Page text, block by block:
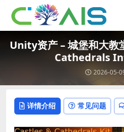
Unity资产 – 城堡和大教
Cathedrals
2026-05-
详情介绍 常见问题